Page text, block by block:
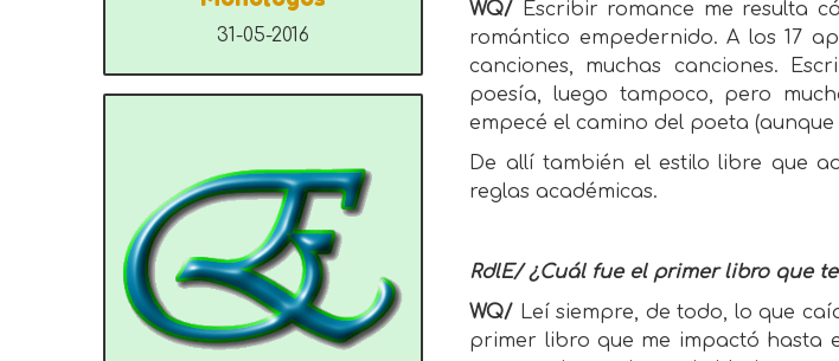
WQ/ Escribir romance me resulta
romántico empedernido. A los 17
canciones, muchas canciones.
poesía, luego tampoco, pero
empecé el camino del poeta
De allí también el estilo libre que
reglas académicas.
RdlE/ ¿Cuál fue el primer libro que
WQ/ Leí siempre, de todo, lo que
primer libro que me impactó hasta
31-05-2016